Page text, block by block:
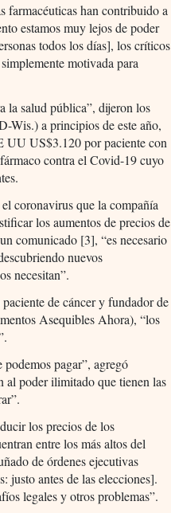
farmacéuticas han contribuido a
estamos muy lejos de poder
todos los días], los críticos
motivada para
la salud pública”, dijeron los
Wis.) a principios de este año,
UU US$3.120 por paciente con
contra el Covid-19 cuyo
coronavirus que la compañía
los aumentos de precios de
comunicado [3], “es necesario
nuevos
necesitan”.
de cáncer y fundador de
Asequibles Ahora), “los
pagar”, agregó
poder ilimitado que tienen las
los precios de los
entre los más altos del
de órdenes ejecutivas
justo antes de las elecciones].
legales y otros problemas”.